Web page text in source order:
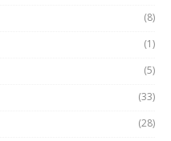
(8)
(1)
(5)
(33)
(28)